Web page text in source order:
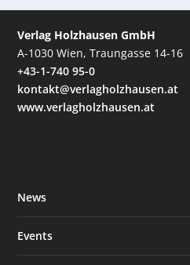
Verlag Holzhausen GmbH
A-1030 Wien, Traungasse 14-16
+43-1-740 95-0
kontakt@verlagholzhausen.at
www.verlagholzhausen.at
News
Events